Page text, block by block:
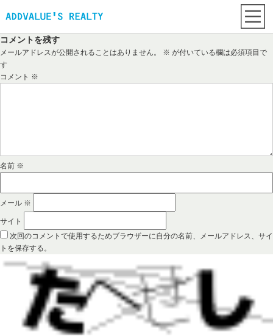
コメントを残す
メールアドレスが公開されることはありません。 ※ が付いている欄は必須項目で
す
コメント ※
名前 ※
メール ※
サイト
次回のコメントで使用するためブラウザーに自分の名前、メールアドレス、サイ
トを保存する。